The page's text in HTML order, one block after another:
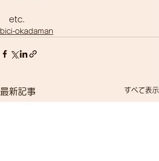
etc.
bici-okadaman
最新記事 すべて表示